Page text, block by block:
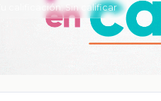
Tu calificación:Sin calificar